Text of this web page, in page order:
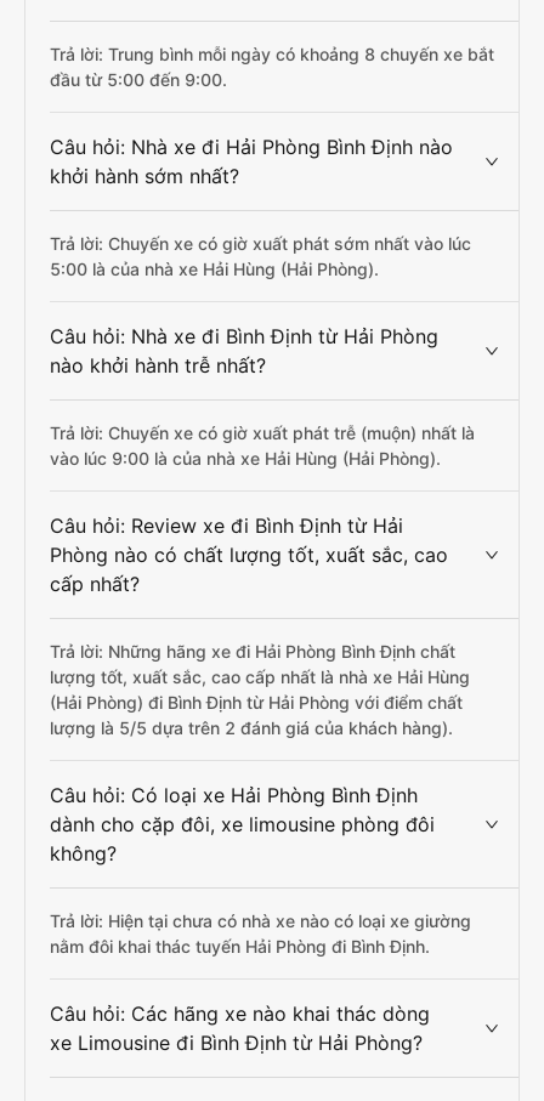
Trả lời: Trung bình mỗi ngày có khoảng 8 chuyến xe bắt
đầu từ 5:00 đến 9:00.
Câu hỏi: Nhà xe đi Hải Phòng Bình Định nào
khởi hành sớm nhất?
Trả lời: Chuyến xe có giờ xuất phát sớm nhất vào lúc
5:00 là của nhà xe Hải Hùng (Hải Phòng).
Câu hỏi: Nhà xe đi Bình Định từ Hải Phòng
nào khởi hành trễ nhất?
Trả lời: Chuyến xe có giờ xuất phát trễ (muộn) nhất là
vào lúc 9:00 là của nhà xe Hải Hùng (Hải Phòng).
Câu hỏi: Review xe đi Bình Định từ Hải
Phòng nào có chất lượng tốt, xuất sắc, cao
cấp nhất?
Trả lời: Những hãng xe đi Hải Phòng Bình Định chất
lượng tốt, xuất sắc, cao cấp nhất là nhà xe Hải Hùng
(Hải Phòng) đi Bình Định từ Hải Phòng với điểm chất
lượng là 5/5 dựa trên 2 đánh giá của khách hàng).
Câu hỏi: Có loại xe Hải Phòng Bình Định
dành cho cặp đôi, xe limousine phòng đôi
không?
Trả lời: Hiện tại chưa có nhà xe nào có loại xe giường
nằm đôi khai thác tuyến Hải Phòng đi Bình Định.
Câu hỏi: Các hãng xe nào khai thác dòng
xe Limousine đi Bình Định từ Hải Phòng?